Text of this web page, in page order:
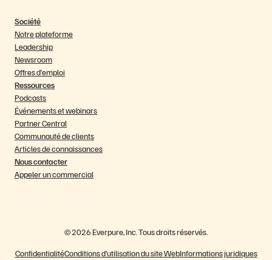
Société
Notre plateforme
Leadership
Newsroom
Offres d’emploi
Ressources
Podcasts
Événements et webinars
Partner Central
Communauté de clients
Articles de connaissances
Nous contacter
Appeler un commercial
© 2026 Everpure, Inc. Tous droits réservés.
ConfidentialitéConditions d’utilisation du site WebInformations juridiques